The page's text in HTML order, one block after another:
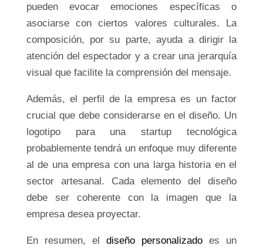
pueden evocar emociones específicas o
asociarse con ciertos valores culturales. La
composición, por su parte, ayuda a dirigir la
atención del espectador y a crear una jerarquía
visual que facilite la comprensión del mensaje.
Además, el perfil de la empresa es un factor
crucial que debe considerarse en el diseño. Un
logotipo para una startup tecnológica
probablemente tendrá un enfoque muy diferente
al de una empresa con una larga historia en el
sector artesanal. Cada elemento del diseño
debe ser coherente con la imagen que la
empresa desea proyectar.
En resumen, el diseño personalizado es un